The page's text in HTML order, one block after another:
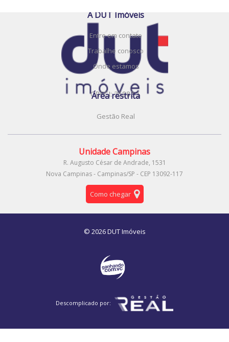
CRECI: 35883-J
A DUT Imóveis
Entre em contato
Trabalhe conosco
Onde estamos
Área restrita
Gestão Real
Unidade Campinas
R. Augusto César de Andrade, 1531
Nova Campinas - Campinas/SP - CEP 13092-117
Como chegar
© 2026 DUT Imóveis
Descomplicado por: